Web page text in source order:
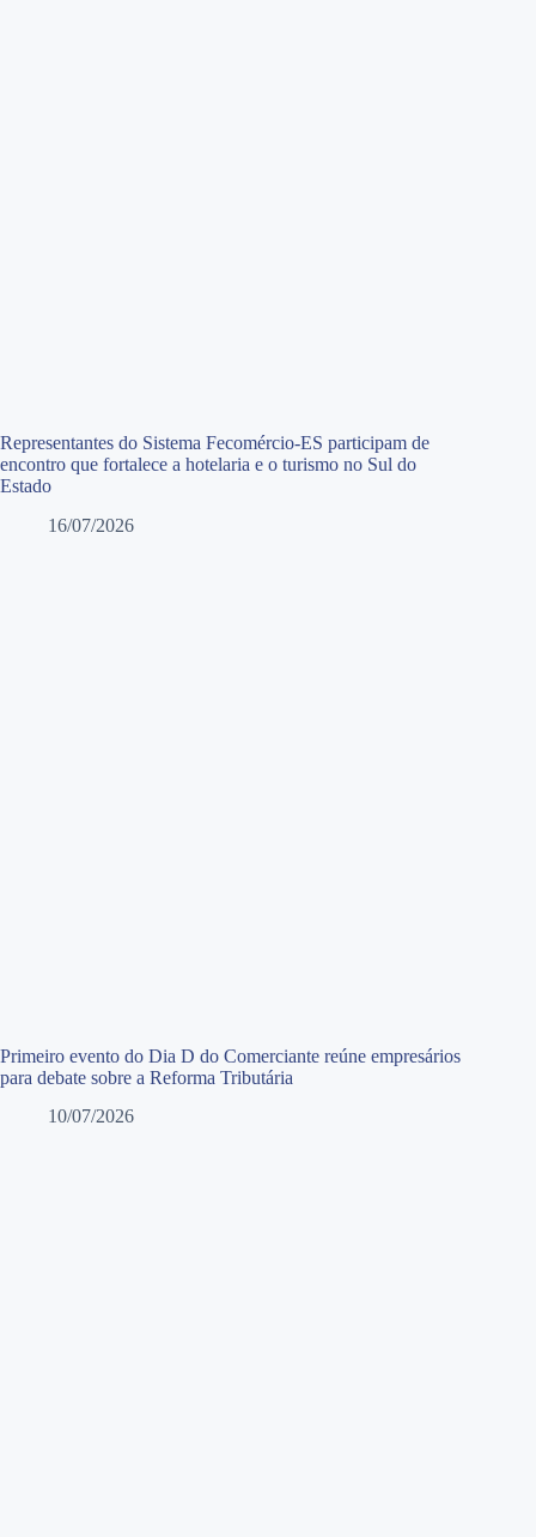
Representantes do Sistema Fecomércio-ES participam de
encontro que fortalece a hotelaria e o turismo no Sul do
Estado
16/07/2026
Primeiro evento do Dia D do Comerciante reúne empresários
para debate sobre a Reforma Tributária
10/07/2026